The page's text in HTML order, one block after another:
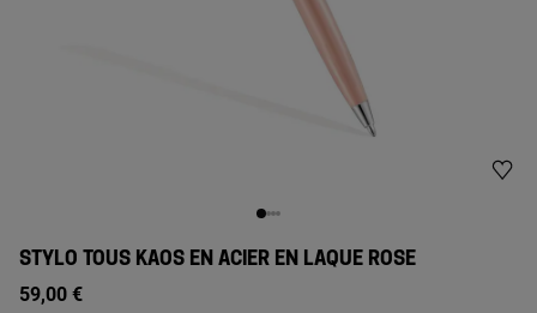
STYLO TOUS KAOS EN ACIER EN LAQUE ROSE
59,00 €